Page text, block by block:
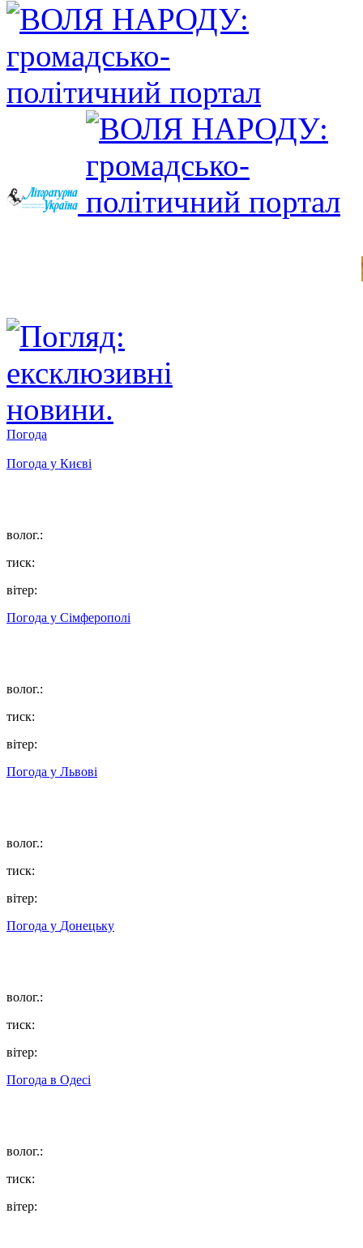
Погода
Погода у Києві
волог.:
тиск:
вітер:
Погода у Сімферополі
волог.:
тиск:
вітер:
Погода у Львові
волог.:
тиск:
вітер:
Погода у Донецьку
волог.:
тиск:
вітер:
Погода в Одесі
волог.:
тиск:
вітер: